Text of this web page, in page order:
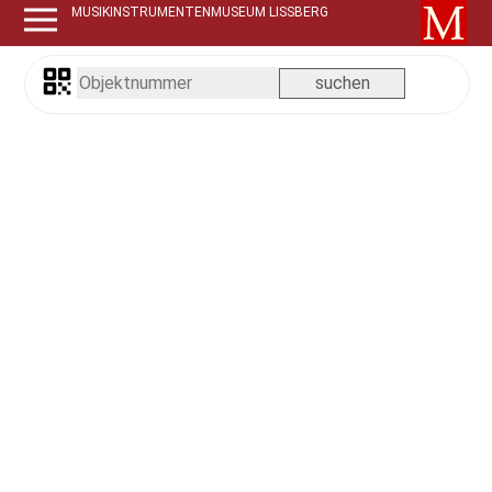
MUSIKINSTRUMENTENMUSEUM LISSBERG